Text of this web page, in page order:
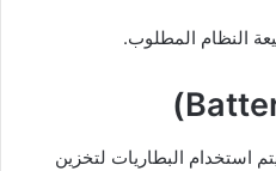
النظام المطلوب.
استخدام البطاريات لتخزين